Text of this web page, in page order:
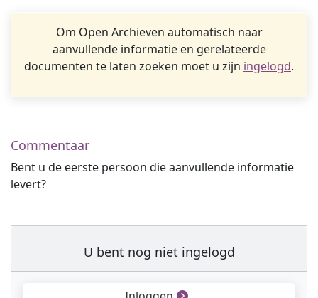
Om Open Archieven automatisch naar
aanvullende informatie en gerelateerde
documenten te laten zoeken moet u zijn ingelogd.
Commentaar
Bent u de eerste persoon die aanvullende informatie
levert?
U bent nog niet ingelogd